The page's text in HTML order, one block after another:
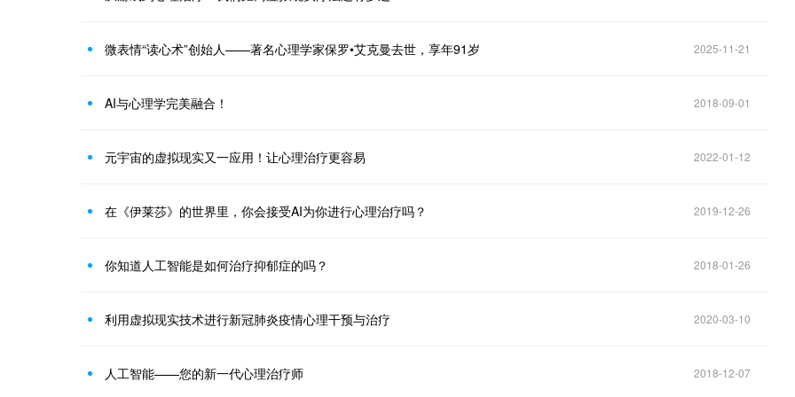
微表情“读心术”创始人——著名心理学家保罗•艾克曼去世，享年91岁 2025-11-21
AI与心理学完美融合！ 2018-09-01
元宇宙的虚拟现实又一应用！让心理治疗更容易 2022-01-12
在《伊莱莎》的世界里，你会接受AI为你进行心理治疗吗？ 2019-12-26
你知道人工智能是如何治疗抑郁症的吗？ 2018-01-26
利用虚拟现实技术进行新冠肺炎疫情心理干预与治疗 2020-03-10
人工智能——您的新一代心理治疗师 2018-12-07